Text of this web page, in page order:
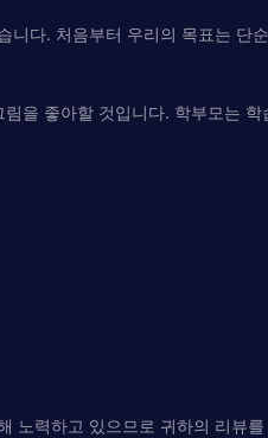
다. 처음부터 우리의 목표는 단
을 좋아할 것입니다. 학부모는
노력하고 있으므로 귀하의 리뷰